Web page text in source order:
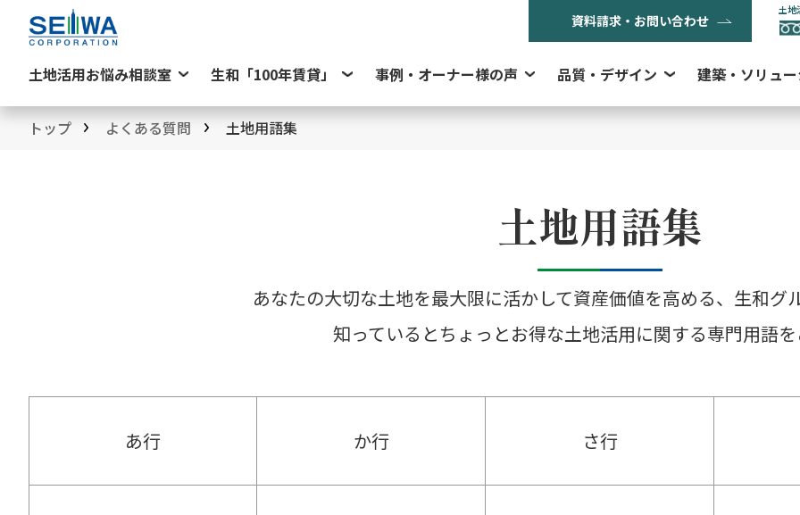
資料請求・お問い合わせ
土地
土地活用お悩み相談室 生和「100年賃貸」 事例・オーナー様の声 品質・デザイン 建築・ソリュ
トップ よくある質問 土地用語集
土地用語集
あなたの大切な土地を最大限に活かして資産価値を高める、生和グ
知っているとちょっとお得な土地活用に関する専門用語
あ行 か行 さ行